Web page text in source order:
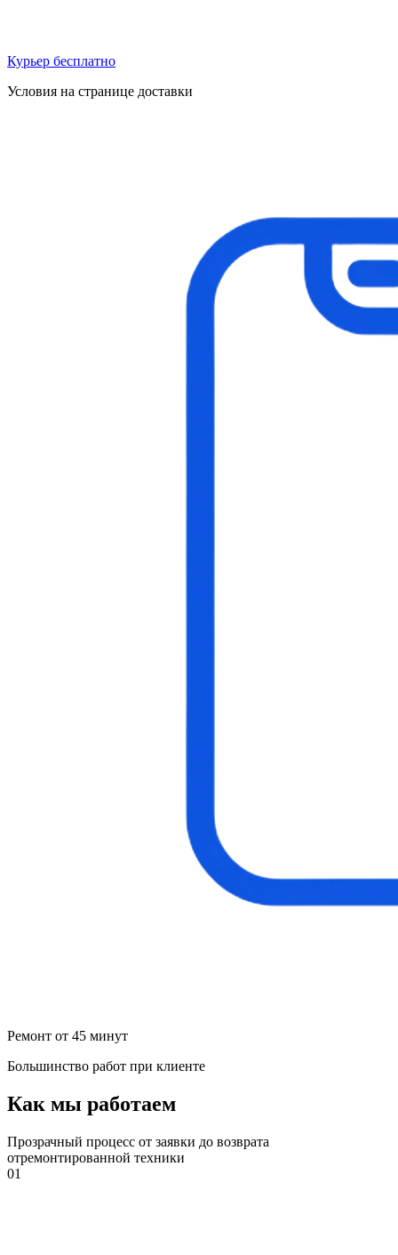
Курьер бесплатно
Условия на странице доставки
Ремонт от 45 минут
Большинство работ при клиенте
Как мы работаем
Прозрачный процесс от заявки до возврата
отремонтированной техники
01